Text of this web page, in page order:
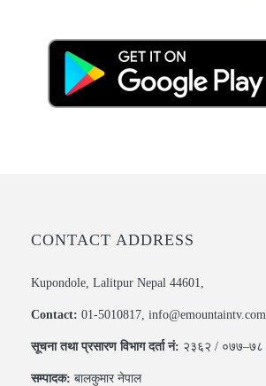
CONTACT ADDRESS
Kupondole, Lalitpur Nepal 44601,
Contact: 01-5010817, info@emountaintv.com
सूचना तथा प्रसारण विभाग दर्ता नं: २३६२ / ०७७–७८
सम्पादक: बालकुमार नेपाल